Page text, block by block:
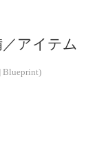
アイテム
Blueprint)